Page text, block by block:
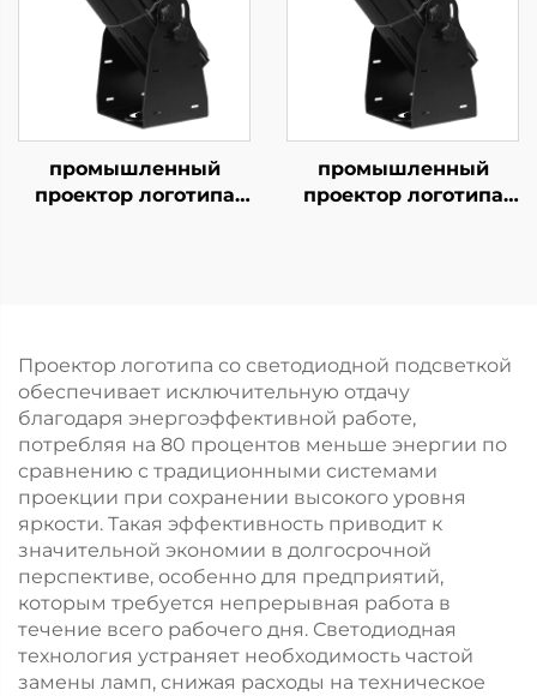
промышленный
проектор логотипа
заводе и
предупреждения на
пешеходных
дорожках
промышленный
проектор логотипа
безопасности на
производстве и
предупредительных
табло
Проектор логотипа со светодиодной подсветкой
обеспечивает исключительную отдачу
благодаря энергоэффективной работе,
потребляя на 80 процентов меньше энергии по
сравнению с традиционными системами
проекции при сохранении высокого уровня
яркости. Такая эффективность приводит к
значительной экономии в долгосрочной
перспективе, особенно для предприятий,
которым требуется непрерывная работа в
течение всего рабочего дня. Светодиодная
технология устраняет необходимость частой
замены ламп, снижая расходы на техническое